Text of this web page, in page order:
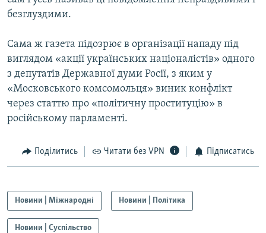
безглуздими.
Сама ж газета підозрює в організації нападу під
виглядом «акції українських націоналістів» одного
з депутатів Державної думи Росії, з яким у
«Московського комсомольця» виник конфлікт
через статтю про «політичну проституцію» в
російському парламенті.
Поділитись Читати без VPN Підписатись
Новини | Міжнародні Новини | Політика
Новини | Суспільство